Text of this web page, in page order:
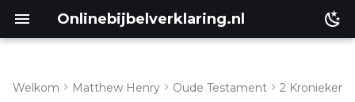
Onlinebijbelverklaring.nl
Welkom Matthew Henry Oude Testament 2 Kronieken